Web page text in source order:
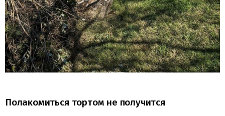
Полакомиться тортом не получится